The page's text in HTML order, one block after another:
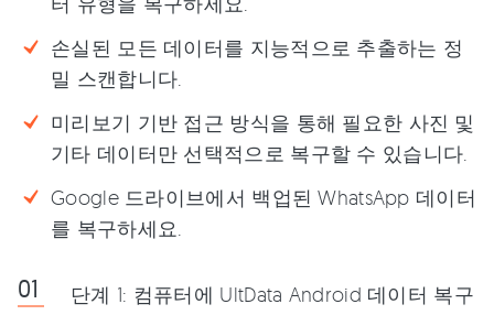
손실된 모든 데이터를 지능적으로 추출하는 정
밀 스캔합니다.
미리보기 기반 접근 방식을 통해 필요한 사진 및
기타 데이터만 선택적으로 복구할 수 있습니다.
Google 드라이브에서 백업된 WhatsApp 데이터
를 복구하세요.
단계 1: 컴퓨터에 UltData Android 데이터 복구